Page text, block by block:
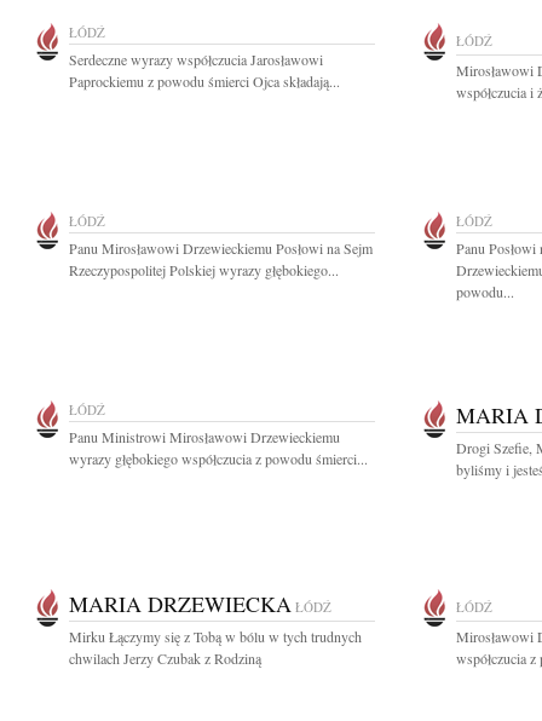
ŁÓDŹ
Serdeczne wyrazy współczucia Jarosławowi
Paprockiemu z powodu śmierci Ojca składają...
ŁÓDŹ
Mirosławowi
współczucia i
ŁÓDŹ
Panu Mirosławowi Drzewieckiemu Posłowi na Sejm
Rzeczypospolitej Polskiej wyrazy głębokiego...
ŁÓDŹ
Panu
powodu...
ŁÓDŹ
Panu Ministrowi Mirosławowi Drzewieckiemu
wyrazy głębokiego współczucia z powodu śmierci...
MARIA
Drogi Szefie,
byliśmy i
MARIA DRZEWIECKA ŁÓDŹ
Mirku Łączymy się z Tobą w bólu w tych trudnych
chwilach Jerzy Czubak z Rodziną
ŁÓDŹ
Mirosławowi
współczucia